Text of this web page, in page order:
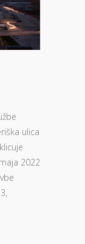
ulica
2022